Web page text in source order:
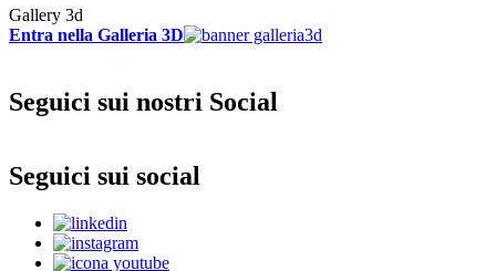
Gallery 3d
Entra nella Galleria 3D
Seguici sui nostri Social
Seguici sui social